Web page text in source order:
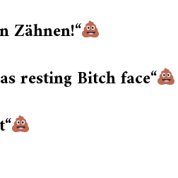
Zähnen!“
resting Bitch face“